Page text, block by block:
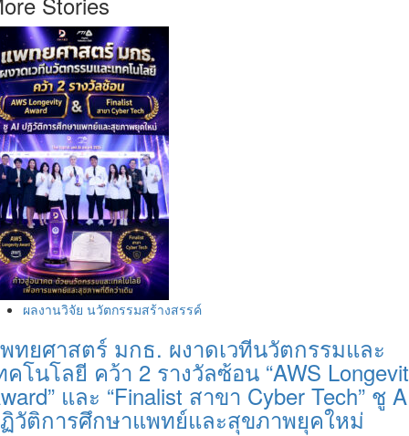
ผลงานวิจัย นวัตกรรมสร้างสรรค์
ทยศาสตร์ มกธ. ผงาดเวทีนวัตกรรมและ
คโนโลยี คว้า 2 รางวัลซ้อน “AWS
และ “Finalist สาขา Cyber Tech” ชู
วัติการศึกษาแพทย์และสุขภาพยุคใหม่